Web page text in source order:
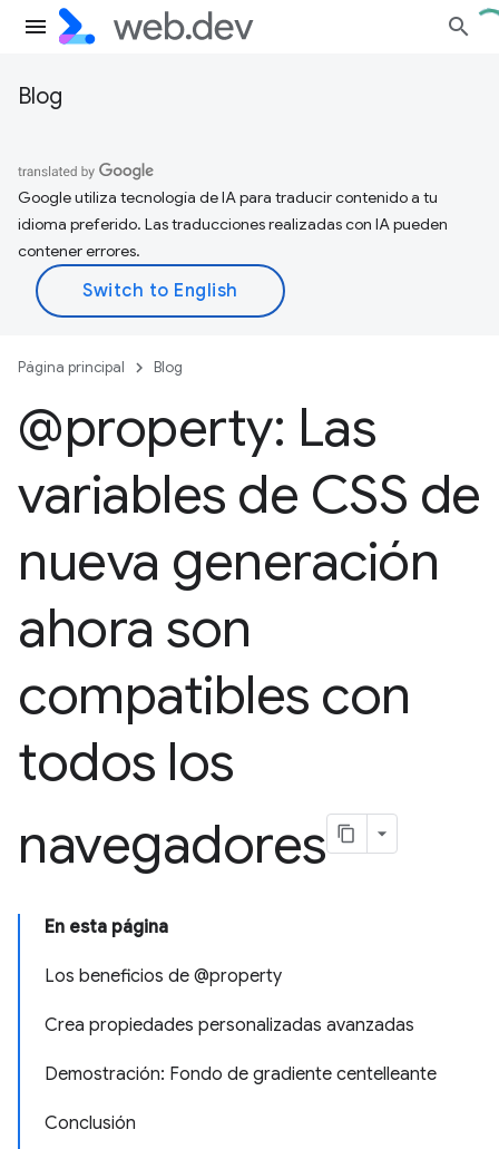
Blog
Google utiliza tecnología de IA para traducir contenido a tu
idioma preferido. Las traducciones realizadas con IA pueden
contener errores.
Página principal Blog
@property: Las
variables de CSS de
nueva generación
ahora son
compatibles con
todos los
navegadores
En esta página
Los beneficios de @property
Crea propiedades personalizadas avanzadas
Demostración: Fondo de gradiente centelleante
Conclusión